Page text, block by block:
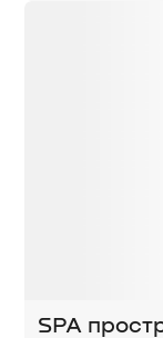
SPA